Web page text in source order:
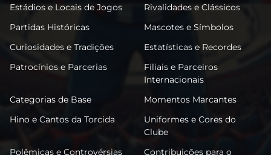
Estádios e Locais de Jogos
Rivalidades e Clássicos
Partidas Históricas
Mascotes e Símbolos
Curiosidades e Tradições
Estatísticas e Recordes
Patrocínios e Parcerias
Filiais e Parceiros
Internacionais
Categorias de Base
Momentos Marcantes
Hino e Cantos da Torcida
Uniformes e Cores do
Clube
Polêmicas e Controvérsias
Contribuições para o